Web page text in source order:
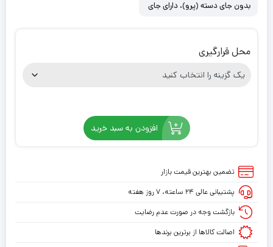
بدون جای دسته (پرو)، دارای جای
محل قرارگیری
افزودن به سبد خرید
تضمین بهترین قیمت بازار
پشتیبانی عالی ۲۴ ساعته، ۷ روز هفته
بازگشت وجه در صورت عدم رضایت
اصالت کالاها از برترین برندها